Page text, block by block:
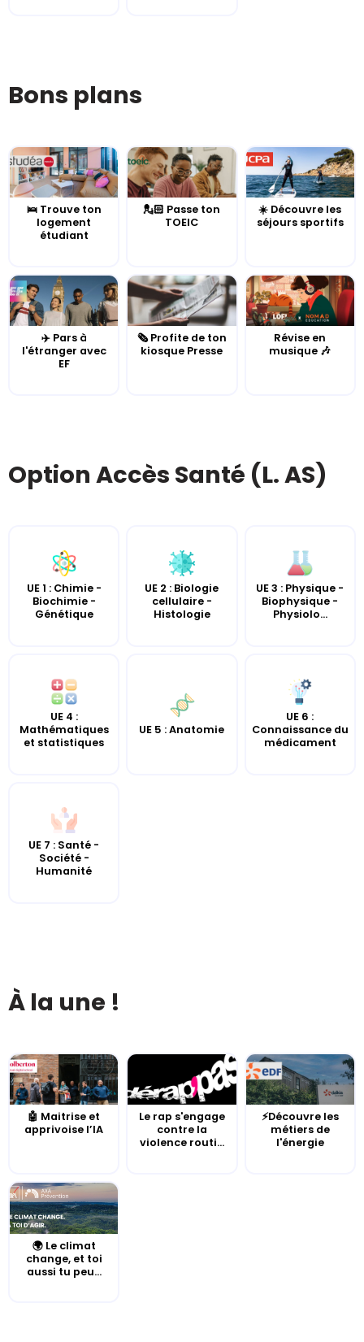
Bons plans
🛌 Trouve ton
logement
étudiant
💂🏻 Passe ton
TOEIC
☀️ Découvre les
séjours sportifs
✈️ Pars à
l'étranger avec
EF
🗞️ Profite de ton
kiosque Presse
Révise en
musique 🎶
Option Accès Santé (L. AS)
UE 1 : Chimie -
Biochimie -
Génétique
UE 2 : Biologie
cellulaire -
Histologie
UE 3 : Physique -
Biophysique -
Physiolo...
UE 4 :
Mathématiques
et statistiques
UE 5 : Anatomie
UE 6 :
Connaissance du
médicament
UE 7 : Santé -
Société -
Humanité
À la une !
🤖 Maitrise et
apprivoise l’IA
Le rap s'engage
contre la
violence routi...
⚡Découvre les
métiers de
l'énergie
🌍 Le climat
change, et toi
aussi tu peu...